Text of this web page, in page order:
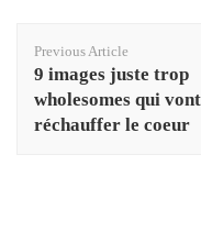
Navigation
Previous Article
9 images juste trop
wholesomes qui
réchauffer le coeur